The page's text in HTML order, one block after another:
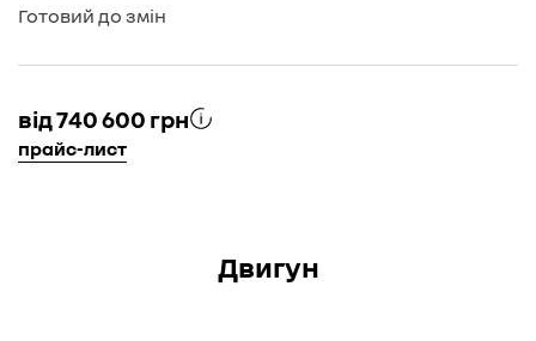
Готовий до змін
від 740 600 грн
прайс-лист
Двигун